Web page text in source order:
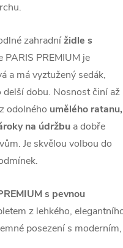
zahradnížidle s
PARIS PREMIUM je
a má vyztužený sedák,
delší dobu. Nosnost činí až
odolného umělého ratanu,
na údržbu a dobře
Je skvělou volbou do
s pevnou
z lehkého,
posezení s moderním,